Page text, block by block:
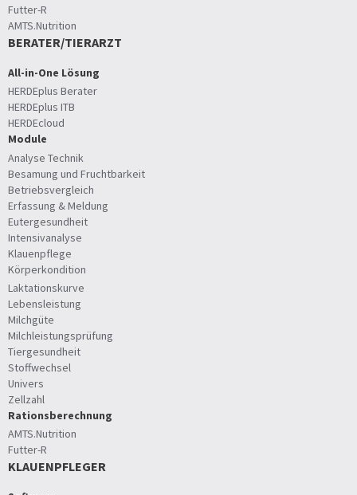
Futter-R
AMTS.Nutrition
BERATER/TIERARZT
All-in-One Lösung
HERDEplus Berater
HERDEplus ITB
HERDEcloud
Module
Analyse Technik
Besamung und Fruchtbarkeit
Betriebsvergleich
Erfassung & Meldung
Eutergesundheit
Intensivanalyse
Klauenpflege
Körperkondition
Laktationskurve
Lebensleistung
Milchgüte
Milchleistungsprüfung
Tiergesundheit
Stoffwechsel
Univers
Zellzahl
Rationsberechnung
AMTS.Nutrition
Futter-R
KLAUENPFLEGER